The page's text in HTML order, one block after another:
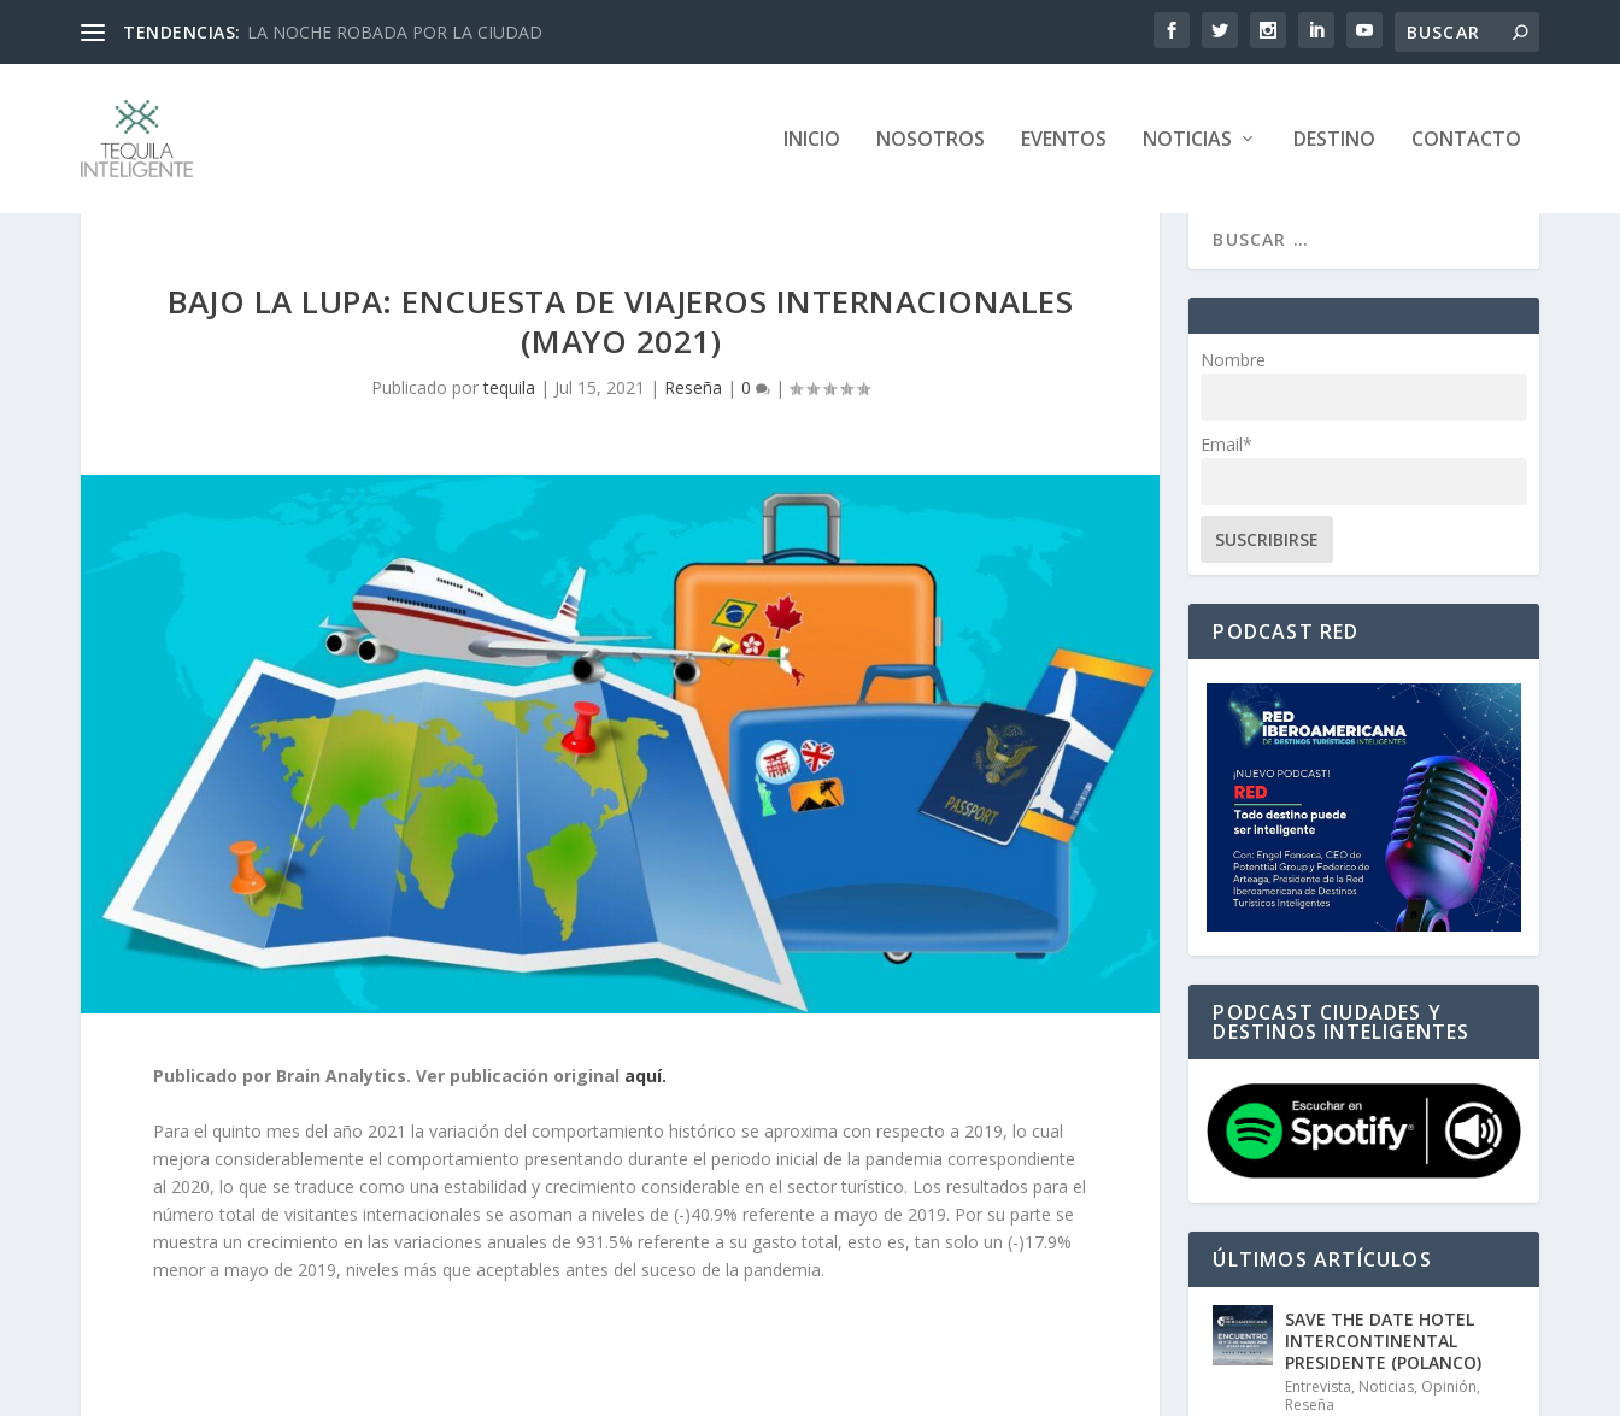
TENDENCIAS: LA NOCHE ROBADA POR LA CIUDAD
INICIO NOSOTROS EVENTOS NOTICIAS DESTINO CONTACTO
BAJO LA LUPA: ENCUESTA DE VIAJEROS INTERNACIONALES
(MAYO 2021)
Publicado portequila | Jul 15, 2021 | Reseña |0 |
Publicado por Brain Analytics. Ver publicación original aquí.
Para el quinto mes del año 2021 la variación del comportamiento histórico se aproxima con respecto a 2019, lo cual
mejora considerablemente el comportamiento presentando durante el periodo inicial de la pandemia correspondiente
al 2020, lo que se traduce como una estabilidad y crecimiento considerable en el sector turístico. Los resultados para el
número total de visitantes internacionales se asoman a niveles de (-)40.9% referente a mayo de 2019. Por su parte se
muestra un crecimiento en las variaciones anuales de 931.5% referente a su gasto total, esto es, tan solo un (-)17.9%
menor a mayo de 2019, niveles más que aceptables antes del suceso de la pandemia.
Nombre
Email*
PODCAST RED
PODCAST CIUDADES Y
DESTINOS INTELIGENTES
ÚLTIMOS ARTÍCULOS
SAVE THE DATE HOTEL
INTERCONTINENTAL
PRESIDENTE (POLANCO)
Entrevista, Noticias, Opinión,
Reseña